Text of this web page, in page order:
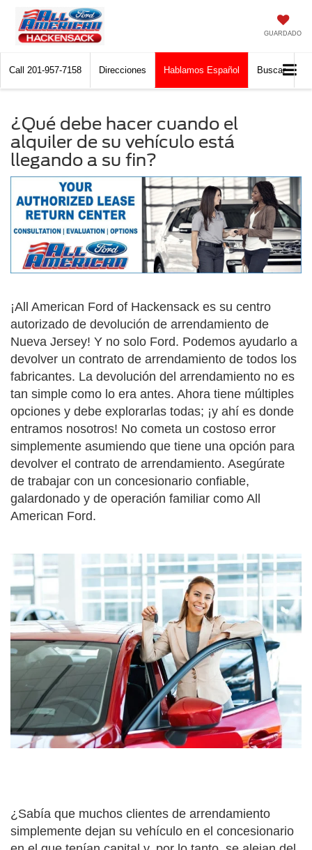
GUARDADO
Call 201-957-7158 Direcciones Hablamos Español Buscar
¿Qué debe hacer cuando el
alquiler de su vehículo está
llegando a su fin?
¡All American Ford of Hackensack es su centro
autorizado de devolución de arrendamiento de
Nueva Jersey! Y no solo Ford. Podemos ayudarlo a
devolver un contrato de arrendamiento de todos los
fabricantes. La devolución del arrendamiento no es
tan simple como lo era antes. Ahora tiene múltiples
opciones y debe explorarlas todas; ¡y ahí es donde
entramos nosotros! No cometa un costoso error
simplemente asumiendo que tiene una opción para
devolver el contrato de arrendamiento. Asegúrate
de trabajar con un concesionario confiable,
galardonado y de operación familiar como All
American Ford.
¿Sabía que muchos clientes de arrendamiento
simplemente dejan su vehículo en el concesionario